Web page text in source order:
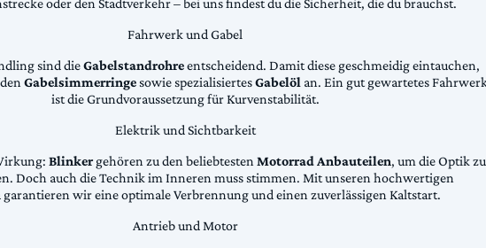
oder den Stadtverkehr – bei uns findest du die Sicherheit, die du brauchst.
Fahrwerk und Gabel
sind dieGabelstandrohreentscheidend. Damit diese geschmeidig eintauchen,
Gabelsimmerringesowie spezialisiertesGabelöl an. Ein gut gewartetes
ist die Grundvoraussetzung für Kurvenstabilität.
Elektrik und Sichtbarkeit
Blinker gehören zu den beliebtestenMotorrad Anbauteilen, um die Optik zu
Doch auch die Technik im Inneren muss stimmen. Mit unseren hochwertigen
garantieren wir eine optimale Verbrennung und einen zuverlässigen Kaltstart.
Antrieb und Motor